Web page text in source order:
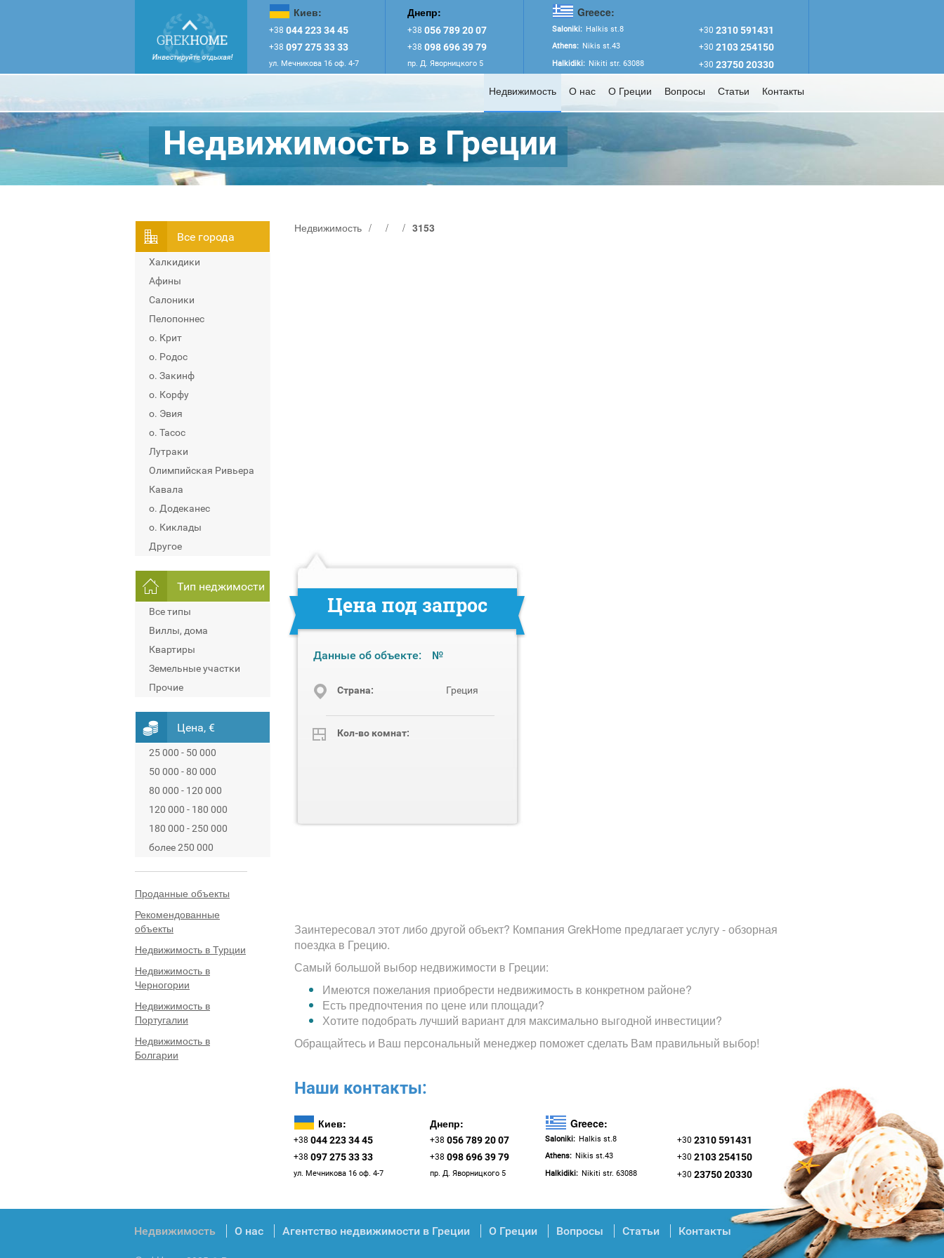
Киев: Днепр: Greece:
+38 044 223 34 45 +38 056 789 20 07 Saloniki: Halkis st.8 +30 2310 591431
+38 097 275 33 33 +38 098 696 39 79 Athens: Nikis st.43 +30 2103 254150
ул. Мечникова 16 оф. 4-7 пр. Д. Яворницкого 5 Halkidiki: Nikiti str. 63088 +30 23750 20330
Недвижимость О нас О Греции Вопросы Статьи Контакты
Недвижимость в Греции
Всe города
Халкидики
Афины
Салоники
Пелопоннес
о. Крит
о. Родос
о. Закинф
о. Корфу
о. Эвия
о. Тасос
Лутраки
Олимпийская Ривьера
Кавала
о. Додеканес
о. Киклады
Другое
Тип неджимости
Все типы
Виллы, дома
Квартиры
Земельные участки
Прочие
Цена, €
25 000 - 50 000
50 000 - 80 000
80 000 - 120 000
120 000 - 180 000
180 000 - 250 000
более 250 000
Проданные объекты
Рекомендованные
объекты
Недвижимость в Турции
Недвижимость в
Черногории
Недвижимость в
Португалии
Недвижимость в
Болгарии
Недвижимость / / / 3153
Цена под запрос
Данные об объекте: №
Cтрана: Греция
Кол-во комнат:
Заинтересовал этот либо другой объект? Компания GrekHome предлагает услугу - обзорная
поездка в Грецию.
Самый большой выбор недвижимости в Греции:
Имеются пожелания приобрести недвижимость в конкретном районе?
Есть предпочтения по цене или площади?
Хотите подобрать лучший вариант для максимально выгодной инвестиции?
Обращайтесь и Ваш персональный менеджер поможет сделать Вам правильный выбор!
Наши контакты:
Киев: Днепр: Greece:
+38 044 223 34 45 +38 056 789 20 07 Saloniki: Halkis st.8 +30 2310 591431
+38 097 275 33 33 +38 098 696 39 79 Athens: Nikis st.43 +30 2103 254150
ул. Мечникова 16 оф. 4-7 пр. Д. Яворницкого 5 Halkidiki: Nikiti str. 63088 +30 23750 20330
Недвижимость О нас Агентство недвижимости в Греции О Греции Вопросы Статьи Контакты